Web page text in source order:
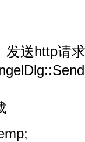
送http请求